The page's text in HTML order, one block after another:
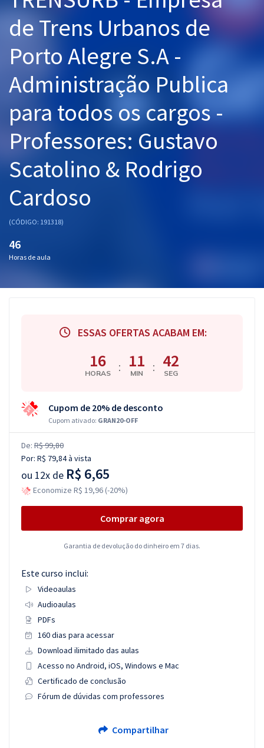
Graduação
OAB
Mentorias
Questões grátis
Conteúdo gratuito
Blog
Aprovados
Atendimento
de Trens Urbanos de
Porto Alegre S.A -
Administração Publica
para todos os cargos -
Professores: Gustavo
Scatolino & Rodrigo
Cardoso
(CÓDIGO: 191318)
46
Horas de aula
ESSAS OFERTAS ACABAM EM:
16
HORAS : 11
MIN : 41
SEG
Cupom de 20% de desconto
Cupom ativado: GRAN20-OFF
De: R$ 99,80
Por: R$ 79,84à vista
ou 12x de R$ 6,65
Economize R$ 19,96 (-20%)
Comprar agora
Garantia de devolução do dinheiro em 7 dias.
Este curso inclui:
Videoaulas
Audioaulas
PDFs
160 dias para acessar
Download ilimitado das aulas
Acesso no Android, iOS, Windows e Mac
Certificado de conclusão
Fórum de dúvidas com professores
Compartilhar